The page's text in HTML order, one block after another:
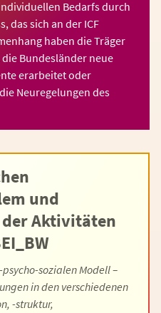
Bedarfs durch
das sich an der ICF
haben die Träger
Bundesländer neue
erarbeitet oder
Neuregelungen des
und
Aktivitäten
sozialen Modell –
in den verschiedenen
-struktur,